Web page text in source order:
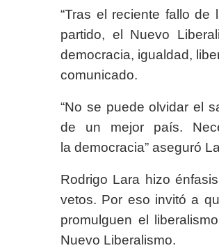
“Tras el reciente fallo de
partido, el Nuevo
democracia, igualdad,
comunicado.
“No se puede olvidar el
de un mejor país.
la democracia” aseguró
Rodrigo Lara hizo
vetos. Por eso invitó a
promulguen el
Nuevo Liberalismo.